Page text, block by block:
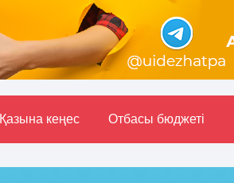
Қазына кеңес Отбасы бюджетi